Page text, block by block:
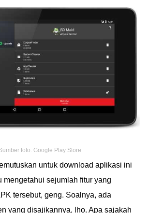
foto: Google Play Store
untuk download aplikasi ini
mengetahui sejumlah fitur yang
tersebut, geng. Soalnya, ada
yang disajikannya, lho. Apa sajakah